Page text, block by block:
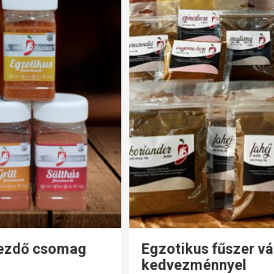
csomag
Egzotikus fűszer
kedvezménnyel